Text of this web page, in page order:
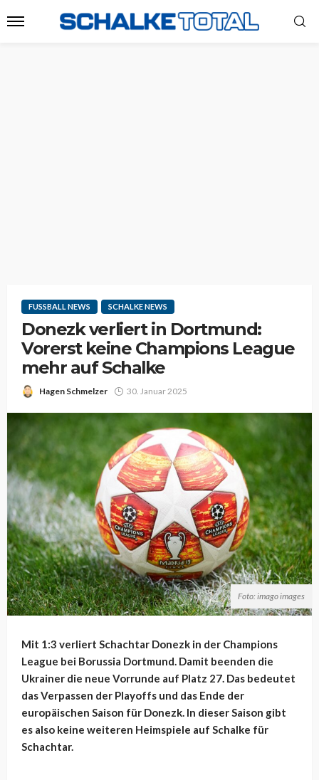
FUSSBALL NEWS SCHALKE NEWS
Donezk verliert in Dortmund:
Vorerst keine Champions League
mehr auf Schalke
Hagen Schmelzer 30. Januar 2025
Foto: imago images
Mit 1:3 verliert Schachtar Donezk in der Champions
League bei Borussia Dortmund. Damit beenden die
Ukrainer die neue Vorrunde auf Platz 27. Das bedeutet
das Verpassen der Playoffs und das Ende der
europäischen Saison für Donezk. In dieser Saison gibt
es also keine weiteren Heimspiele auf Schalke für
Schachtar.